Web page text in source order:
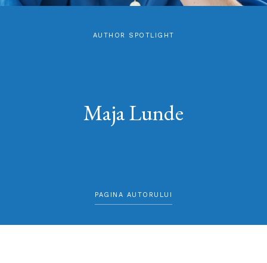
AUTHOR SPOTLIGHT
Maja Lunde
PAGINA AUTORULUI